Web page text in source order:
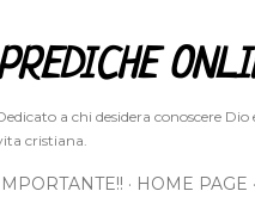
a chi desidera conoscere
cristiana.
HOME PAGE